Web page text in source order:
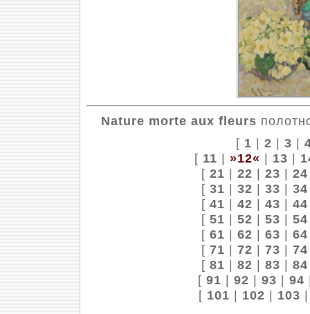
Nature morte aux fleurs
[ 1 | 2 | 3 |
[ 11 | »12« | 13 |
[ 21 | 22 | 23 | 24
[ 31 | 32 | 33 | 34
[ 41 | 42 | 43 | 44
[ 51 | 52 | 53 | 54
[ 61 | 62 | 63 | 64
[ 71 | 72 | 73 | 74
[ 81 | 82 | 83 | 84
[ 91 | 92 | 93 | 94
[ 101 | 102 | 103